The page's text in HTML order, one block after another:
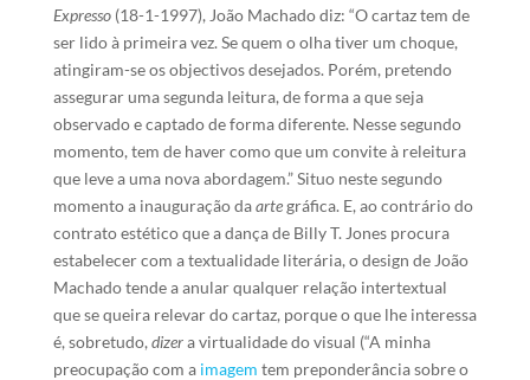
Expresso(18-1-1997), João Machado diz: “O cartaz tem de
ser lido à primeira vez. Se quem o olha tiver um choque,
atingiram-se os objectivos desejados. Porém, pretendo
assegurar uma segunda leitura, de forma a que seja
observado e captado de forma diferente. Nesse segundo
momento, tem de haver como que um convite à releitura
que leve a uma nova abordagem.” Situo neste segundo
momento a inauguração daartegráfica. E, ao contrário do
contrato estético que a dança de Billy T. Jones procura
estabelecer com a textualidade literária, o design de João
Machado tende a anular qualquer relação intertextual
que se queira relevar do cartaz, porque o que lhe interessa
é, sobretudo, dizera virtualidade do visual (“A minha
preocupação com a imagem tem preponderância sobre o